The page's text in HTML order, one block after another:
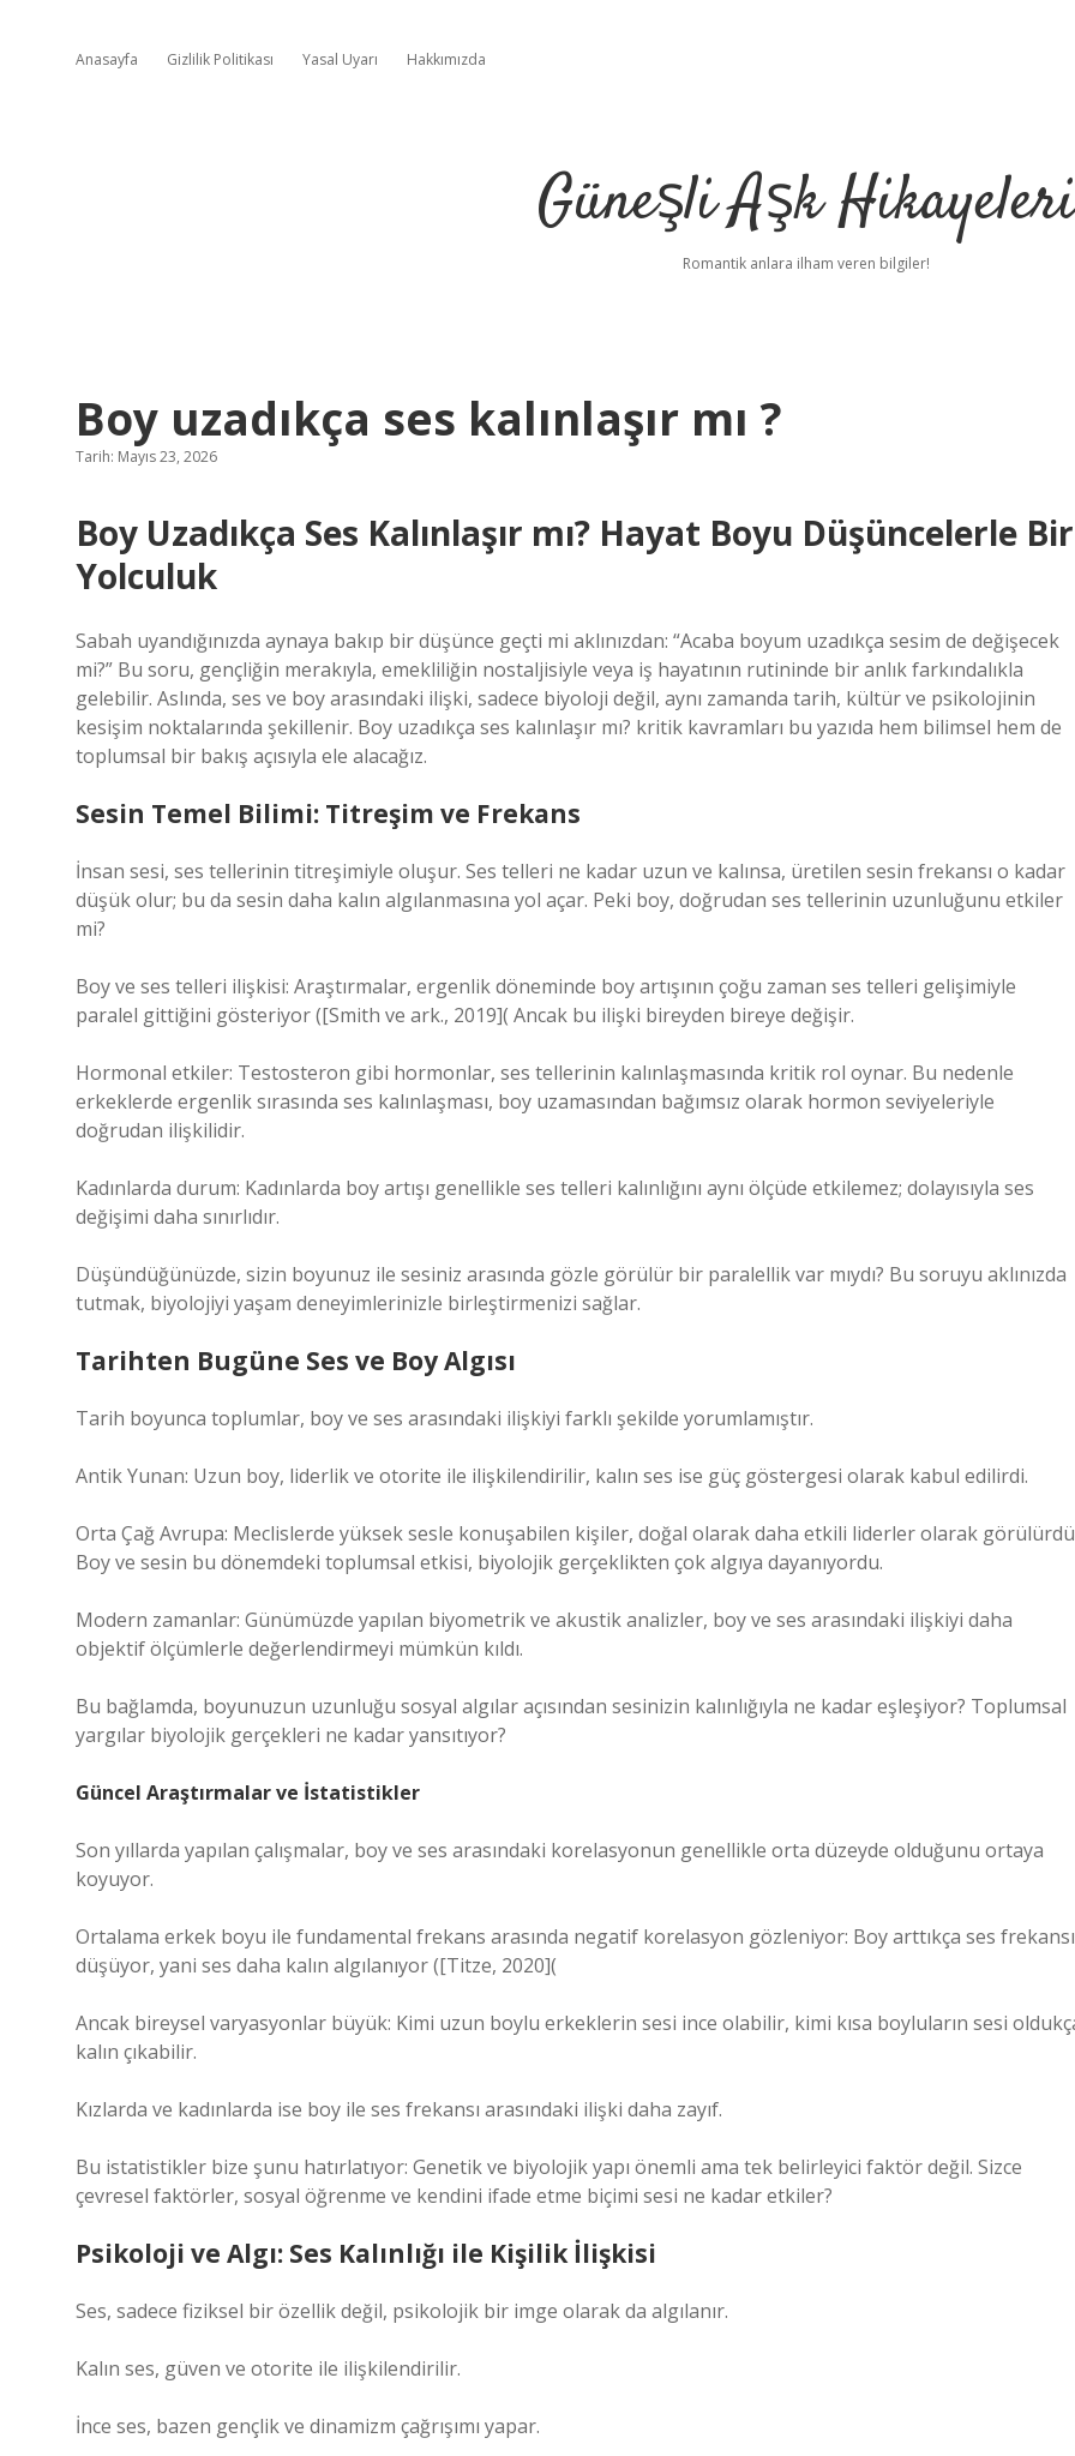
Anasayfa Gizlilik Politikası Yasal Uyarı Hakkımızda
Güneşli Aşk Hikayeleri
Romantik anlara ilham veren bilgiler!
Boy uzadıkça ses kalınlaşır mı ?
Tarih: Mayıs 23, 2026
Boy Uzadıkça Ses Kalınlaşır mı? Hayat Boyu Düşüncelerle Bir
Yolculuk
Sabah uyandığınızda aynaya bakıp bir düşünce geçti mi aklınızdan: “Acaba boyum uzadıkça sesim de değişecek
mi?” Bu soru, gençliğin merakıyla, emekliliğin nostaljisiyle veya iş hayatının rutininde bir anlık farkındalıkla
gelebilir. Aslında, ses ve boy arasındaki ilişki, sadece biyoloji değil, aynı zamanda tarih, kültür ve psikolojinin
kesişim noktalarında şekillenir. Boy uzadıkça ses kalınlaşır mı? kritik kavramları bu yazıda hem bilimsel hem de
toplumsal bir bakış açısıyla ele alacağız.
Sesin Temel Bilimi: Titreşim ve Frekans
İnsan sesi, ses tellerinin titreşimiyle oluşur. Ses telleri ne kadar uzun ve kalınsa, üretilen sesin frekansı o kadar
düşük olur; bu da sesin daha kalın algılanmasına yol açar. Peki boy, doğrudan ses tellerinin uzunluğunu etkiler
mi?
Boy ve ses telleri ilişkisi: Araştırmalar, ergenlik döneminde boy artışının çoğu zaman ses telleri gelişimiyle
paralel gittiğini gösteriyor ([Smith ve ark., 2019]( Ancak bu ilişki bireyden bireye değişir.
Hormonal etkiler: Testosteron gibi hormonlar, ses tellerinin kalınlaşmasında kritik rol oynar. Bu nedenle
erkeklerde ergenlik sırasında ses kalınlaşması, boy uzamasından bağımsız olarak hormon seviyeleriyle
doğrudan ilişkilidir.
Kadınlarda durum: Kadınlarda boy artışı genellikle ses telleri kalınlığını aynı ölçüde etkilemez; dolayısıyla ses
değişimi daha sınırlıdır.
Düşündüğünüzde, sizin boyunuz ile sesiniz arasında gözle görülür bir paralellik var mıydı? Bu soruyu aklınızda
tutmak, biyolojiyi yaşam deneyimlerinizle birleştirmenizi sağlar.
Tarihten Bugüne Ses ve Boy Algısı
Tarih boyunca toplumlar, boy ve ses arasındaki ilişkiyi farklı şekilde yorumlamıştır.
Antik Yunan: Uzun boy, liderlik ve otorite ile ilişkilendirilir, kalın ses ise güç göstergesi olarak kabul edilirdi.
Orta Çağ Avrupa: Meclislerde yüksek sesle konuşabilen kişiler, doğal olarak daha etkili liderler olarak
Boy ve sesin bu dönemdeki toplumsal etkisi, biyolojik gerçeklikten çok algıya dayanıyordu.
Modern zamanlar: Günümüzde yapılan biyometrik ve akustik analizler, boy ve ses arasındaki ilişkiyi daha
objektif ölçümlerle değerlendirmeyi mümkün kıldı.
Bu bağlamda, boyunuzun uzunluğu sosyal algılar açısından sesinizin kalınlığıyla ne kadar eşleşiyor? Toplumsal
yargılar biyolojik gerçekleri ne kadar yansıtıyor?
Güncel Araştırmalar ve İstatistikler
Son yıllarda yapılan çalışmalar, boy ve ses arasındaki korelasyonun genellikle orta düzeyde olduğunu ortaya
koyuyor.
Ortalama erkek boyu ile fundamental frekans arasında negatif korelasyon gözleniyor: Boy arttıkça ses frekansı
düşüyor, yani ses daha kalın algılanıyor ([Titze, 2020](
Ancak bireysel varyasyonlar büyük: Kimi uzun boylu erkeklerin sesi ince olabilir, kimi kısa boyluların sesi
kalın çıkabilir.
Kızlarda ve kadınlarda ise boy ile ses frekansı arasındaki ilişki daha zayıf.
Bu istatistikler bize şunu hatırlatıyor: Genetik ve biyolojik yapı önemli ama tek belirleyici faktör değil. Sizce
çevresel faktörler, sosyal öğrenme ve kendini ifade etme biçimi sesi ne kadar etkiler?
Psikoloji ve Algı: Ses Kalınlığı ile Kişilik İlişkisi
Ses, sadece fiziksel bir özellik değil, psikolojik bir imge olarak da algılanır.
Kalın ses, güven ve otorite ile ilişkilendirilir.
İnce ses, bazen gençlik ve dinamizm çağrışımı yapar.